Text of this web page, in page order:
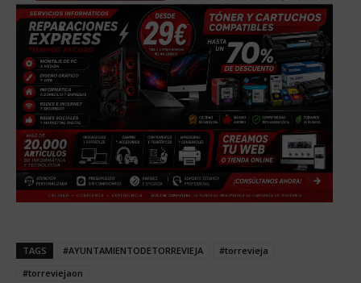
TAGS #AYUNTAMIENTODETORREVIEJA
#torrevieja
#torreviejaon